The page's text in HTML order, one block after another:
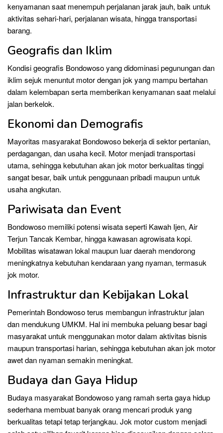
kenyamanan saat menempuh perjalanan jarak jauh, baik untuk
aktivitas sehari-hari, perjalanan wisata, hingga transportasi
barang.
Geografis dan Iklim
Kondisi geografis Bondowoso yang didominasi pegunungan dan
iklim sejuk menuntut motor dengan jok yang mampu bertahan
dalam kelembapan serta memberikan kenyamanan saat melalui
jalan berkelok.
Ekonomi dan Demografis
Mayoritas masyarakat Bondowoso bekerja di sektor pertanian,
perdagangan, dan usaha kecil. Motor menjadi transportasi
utama, sehingga kebutuhan akan jok motor berkualitas tinggi
sangat besar, baik untuk penggunaan pribadi maupun untuk
usaha angkutan.
Pariwisata dan Event
Bondowoso memiliki potensi wisata seperti Kawah Ijen, Air
Terjun Tancak Kembar, hingga kawasan agrowisata kopi.
Mobilitas wisatawan lokal maupun luar daerah mendorong
meningkatnya kebutuhan kendaraan yang nyaman, termasuk
jok motor.
Infrastruktur dan Kebijakan Lokal
Pemerintah Bondowoso terus membangun infrastruktur jalan
dan mendukung UMKM. Hal ini membuka peluang besar bagi
masyarakat untuk menggunakan motor dalam aktivitas bisnis
maupun transportasi harian, sehingga kebutuhan akan jok motor
awet dan nyaman semakin meningkat.
Budaya dan Gaya Hidup
Budaya masyarakat Bondowoso yang ramah serta gaya hidup
sederhana membuat banyak orang mencari produk yang
berkualitas tetapi tetap terjangkau. Jok motor custom menjadi